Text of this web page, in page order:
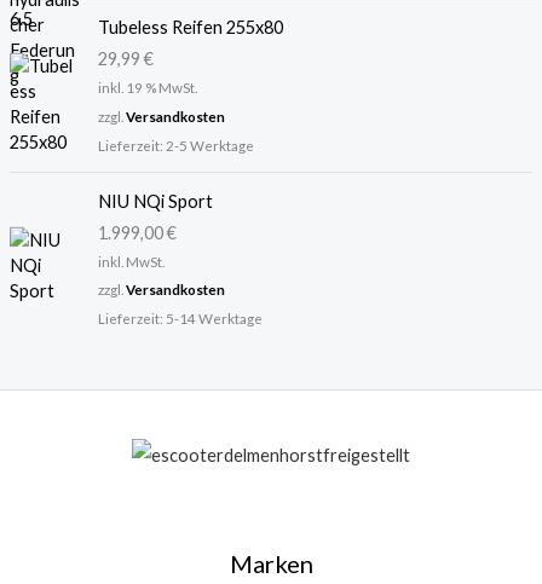
P
s
w
r
i
Tubeless Reifen 255x80
29,99€
inkl. 19 % MwSt.
zzgl. Versandkosten
Lieferzeit: 2-5 Werktage
NIU NQi Sport
1.999,00€
inkl. MwSt.
zzgl. Versandkosten
Lieferzeit: 5-14 Werktage
Marken